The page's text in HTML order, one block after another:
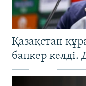
Қазақстан
бапкер келді.